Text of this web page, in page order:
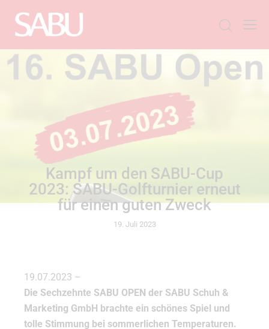
Kampf um den SABU-Cup
2023: SABU-Golfturnier erneut
für einen guten Zweck
19. Juli 2023
19.07.2023 –
Die Sechzehnte SABU OPEN der SABU Schuh &
Marketing GmbH brachte ein schönes Spiel und
tolle Stimmung bei sommerlichen Temperaturen.